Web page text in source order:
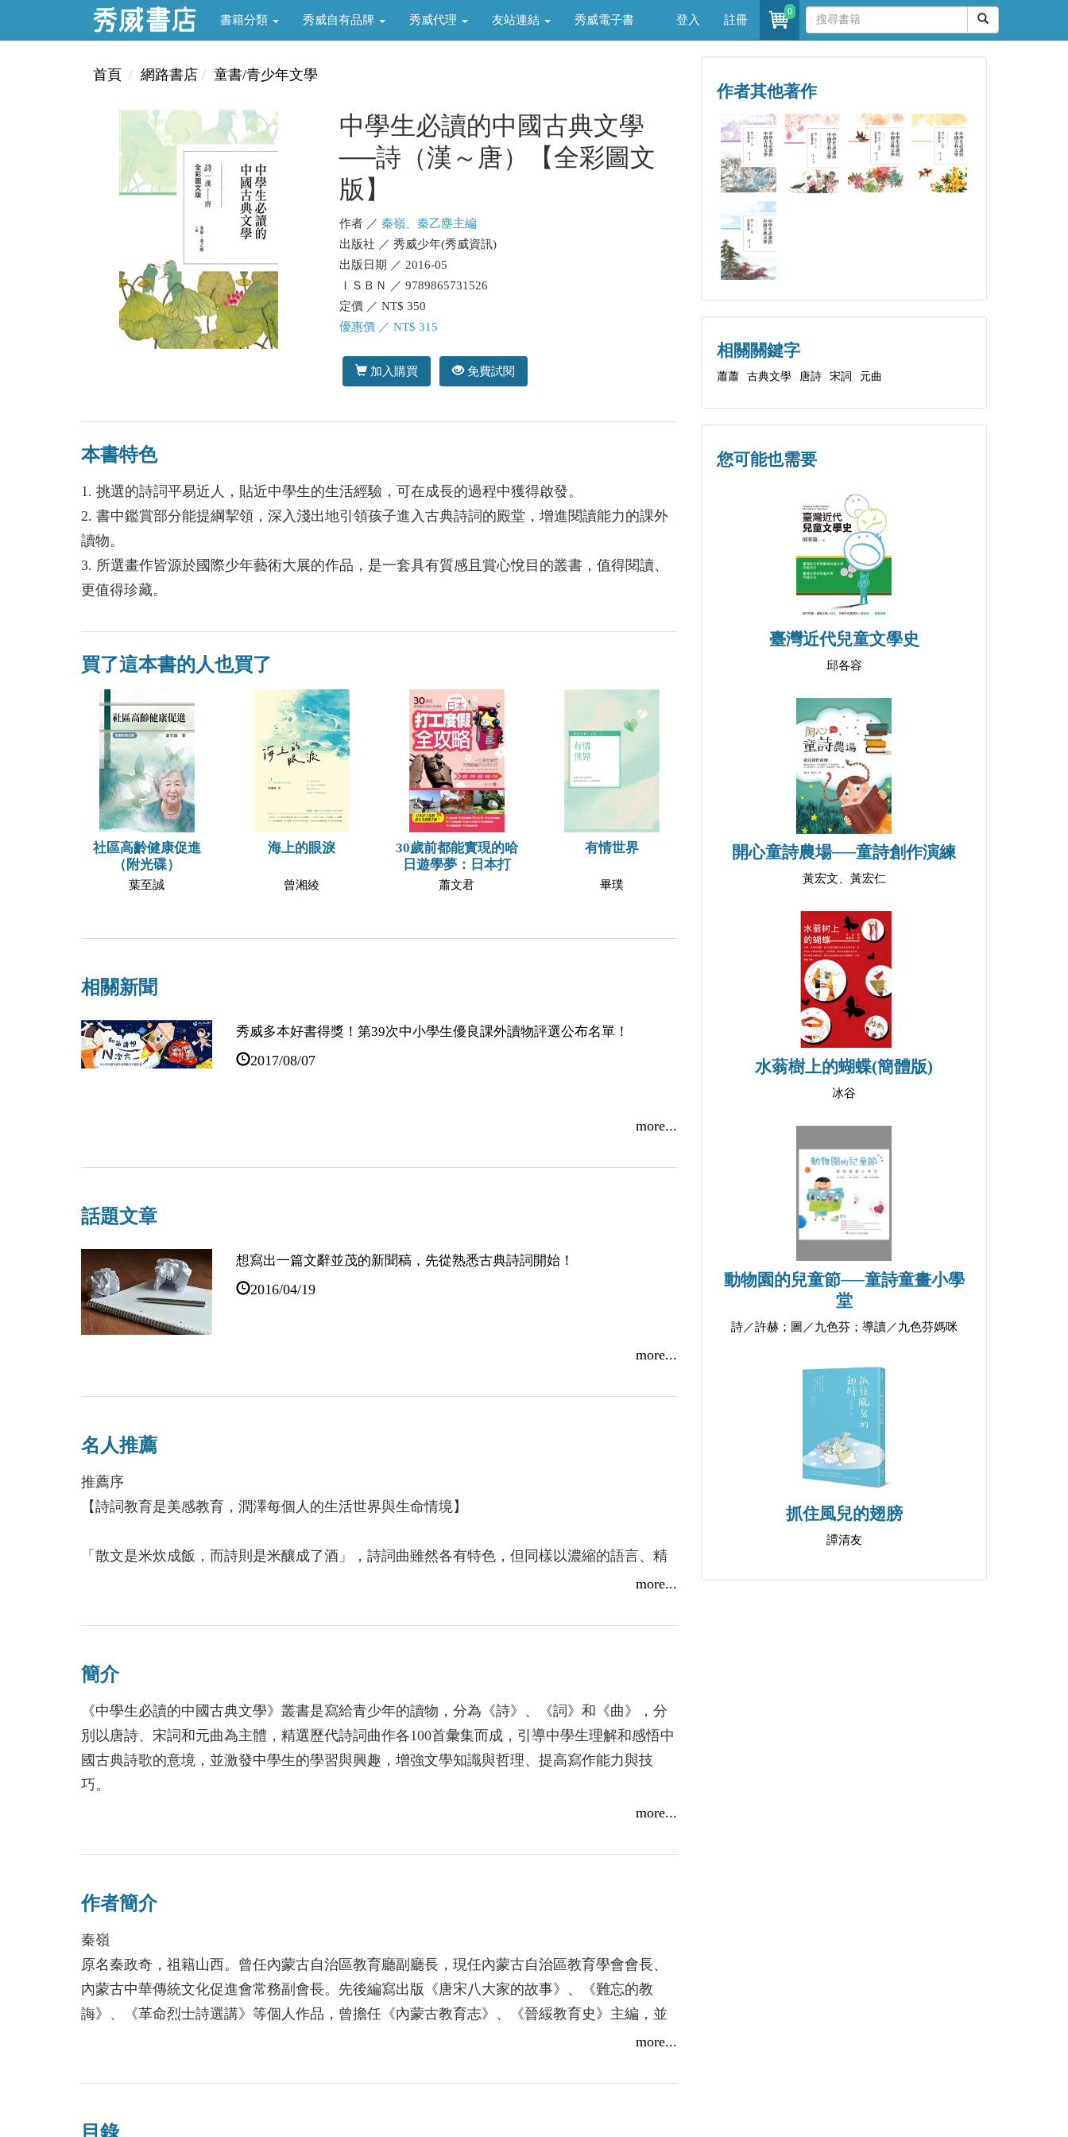
書籍分類 秀威自有品牌 秀威代理 友站連結 秀威電子書 登入 註冊
0
首頁 網路書店 童書/青少年文學
中學生必讀的中國古典文學
──詩（漢～唐）【全彩圖文
版】
作者 ／ 秦嶺、秦乙塵主編
出版社 ／ 秀威少年(秀威資訊)
出版日期 ／ 2016-05
ＩＳＢＮ ／ 9789865731526
定價 ／ NT$ 350
優惠價 ／ NT$ 315
加入購買 免費試閱
本書特色
1. 挑選的詩詞平易近人，貼近中學生的生活經驗，可在成長的過程中獲得啟發。
2. 書中鑑賞部分能提綱挈領，深入淺出地引領孩子進入古典詩詞的殿堂，增進閱讀能力的課外
讀物。
3. 所選畫作皆源於國際少年藝術大展的作品，是一套具有質感且賞心悅目的叢書，值得閱讀、
更值得珍藏。
買了這本書的人也買了
社區高齡健康促進
（附光碟）
葉至誠
海上的眼淚
曾湘綾
30歲前都能實現的哈
日遊學夢：日本打
蕭文君
有情世界
畢璞
相關新聞
秀威多本好書得獎！第39次中小學生優良課外讀物評選公布名單！
2017/08/07
more...
話題文章
想寫出一篇文辭並茂的新聞稿，先從熟悉古典詩詞開始！
2016/04/19
more...
名人推薦
推薦序
【詩詞教育是美感教育，潤澤每個人的生活世界與生命情境】
「散文是米炊成飯，而詩則是米釀成了酒」，詩詞曲雖然各有特色，但同樣以濃縮的語言、精
鍊的文字表達深厚的情感與意涵；同樣以字字珠璣連綴成篇。《中學生必讀的中國古典文學》
此時若能提供有效的引導與啟發，對孩子的待人接物會有深遠的影響與薰陶。閱讀良好的課外
讀物則是極為優質的自主學習與充實的途徑，不僅可從書本中獲得樂趣、涵泳情思，還能增長
知識。尤其是中國古代的詩詞曲，其辭藻之雋美典雅，蘊含作者細膩的情感抒發，以及對當時
社會環境、政治世局等複雜感觸的心境呈現，更展現作者本身的品格、情操與修養，值得青少
年賞析與學習，從而陶冶讀者的身心。
界與生命情境。藉著詩詞教育的潛移默化，進而培育發展成健全的人格。於此，秀威公司為了
活經驗；鑑賞部分能提綱挈領，深入淺出地引領孩子進入古典詩詞的殿堂，是有效增進閱讀能
這一本精緻小巧的口袋書，除了收集中國古代具有代表性的詩詞之外，令人驚艷的是全彩美
編，「詩中有畫、畫中有詩」。其插畫精緻唯美，與詩作情境相契合，足見編者之巧思與用
心。所選畫作皆源於國際少年藝術大展的作品，是一本非常有質感且賞心悅目的書籍，值得閱
more...
簡介
《中學生必讀的中國古典文學》叢書是寫給青少年的讀物，分為《詩》、《詞》和《曲》，分
別以唐詩、宋詞和元曲為主體，精選歷代詩詞曲作各100首彙集而成，引導中學生理解和感悟中
國古典詩歌的意境，並激發中學生的學習與興趣，增強文學知識與哲理、提高寫作能力與技
巧。
【原文】精選出最經典的古詩100首。
【注釋】難字與難詞的意義解釋，提昇閱讀力。
【名句】選出原作精華的句子與主旨，點出重點寓意。
【鑑賞】解讀原文故事的歷史背景與意義，讓讀者體會古文意境與想像，得到不同的成長與啟
發。
【今譯】將深奧的文章內涵和寓意白話語譯，有助於讀者對內容的理解與記憶。
more...
作者簡介
秦嶺
原名秦政奇，祖籍山西。曾任內蒙古自治區教育廳副廳長，現任內蒙古自治區教育學會會長、
內蒙古中華傳統文化促進會常務副會長。先後編寫出版《唐宋八大家的故事》、《難忘的教
誨》、《革命烈士詩選講》等個人作品，曾擔任《內蒙古教育志》、《晉綏教育史》主編，並
先後主編出版了《內蒙古教育大觀》（共7卷）、《內蒙古教育五十年》（大畫冊）、《童話國
more...
目錄
作者其他著作
相關關鍵字
蕭蕭 古典文學 唐詩 宋詞 元曲
您可能也需要
臺灣近代兒童文學史
邱各容
開心童詩農場──童詩創作演練
黃宏文、黃宏仁
水蓊樹上的蝴蝶(簡體版)
冰谷
動物園的兒童節──童詩童畫小學
堂
詩／許赫；圖／九色芬；導讀／九色芬媽咪
抓住風兒的翅膀
譚清友